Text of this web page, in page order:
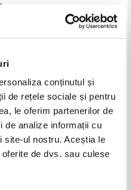
conținutul și
de rețele sociale și pentru
le oferim partenerilor de
de analize informații cu
site-ul nostru. Aceștia le
de dvs. sau culese
Emilian Popescu - Christianitas